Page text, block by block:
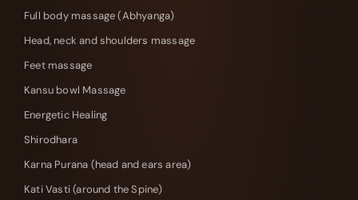
Full body massage (Abhyanga)
Head, neck and shoulders massage
Feet massage
Kansu bowl Massage
Energetic Healing
Shirodhara
Karna Purana (head and ears area)
Kati Vasti (around the Spine)